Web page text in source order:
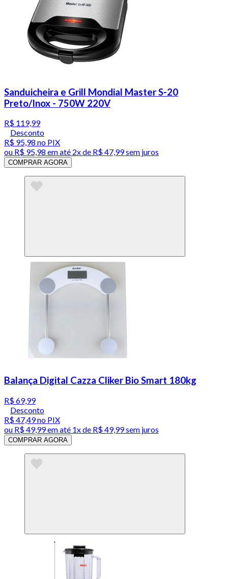
Sanduicheira e Grill Mondial Master S-20
Preto/Inox - 750W 220V
R$ 119,99
Desconto
R$ 95,98 no PIX
ou R$ 95,98 em até 2x de R$ 47,99 sem juros
COMPRAR AGORA
Balança Digital Cazza Cliker Bio Smart 180kg
R$ 69,99
Desconto
R$ 47,49no PIX
ou R$ 49,99em até 1x de R$ 49,99sem juros
COMPRAR AGORA